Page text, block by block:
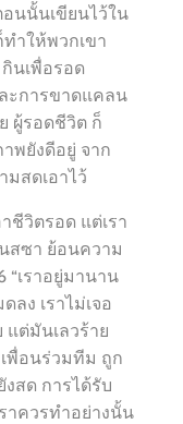
อนนั้นเขียนไว้ใน
ำให้พวกเขา
นเพื่อรอด
ะการขาดแคลน
ผู้รอดชีวิต ก็
พยังดีอยู่ จาก
สดเอาไว้
ชีวิตรอด แต่เรา
สซา ย้อนความ
“เราอยู่มานาน
ลง เราไม่เจอ
แต่มันเลวร้าย
พื่อนร่วมทีม ถูก
สด การได้รับ
าควรทำอย่างนั้น